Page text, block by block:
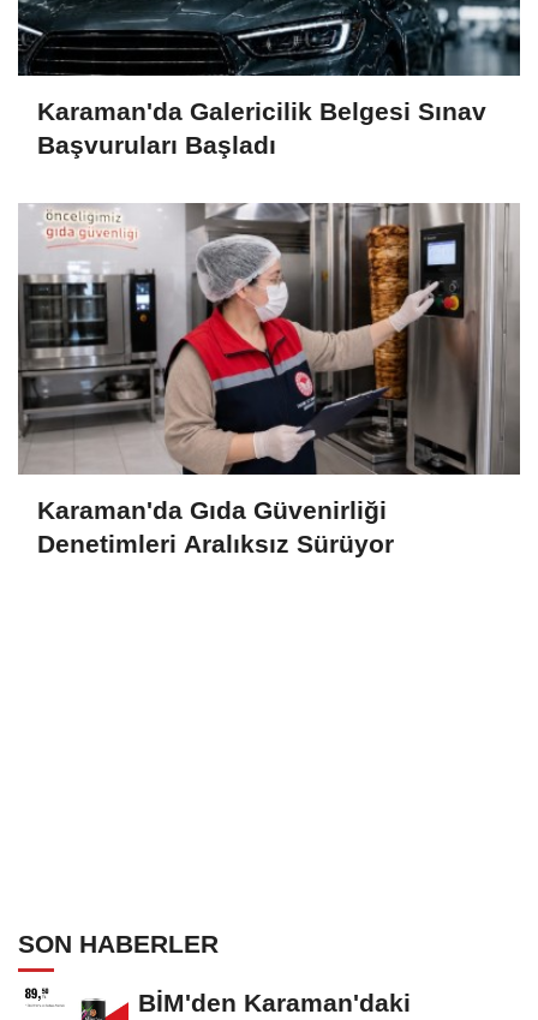
Karaman'da Galericilik Belgesi Sınav
Başvuruları Başladı
Karaman'da Gıda Güvenirliği
Denetimleri Aralıksız Sürüyor
SON HABERLER
BİM'den Karaman'daki